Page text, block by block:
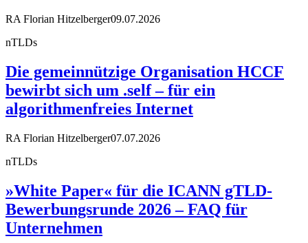
RA Florian Hitzelberger09.07.2026
nTLDs
Die gemeinnützige Organisation HCCF
bewirbt sich um .self – für ein
algorithmenfreies Internet
RA Florian Hitzelberger07.07.2026
nTLDs
»White Paper« für die ICANN gTLD-
Bewerbungsrunde 2026 – FAQ für
Unternehmen